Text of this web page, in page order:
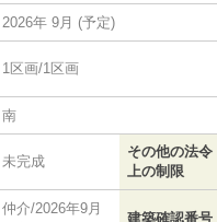
2026年 9月 (予定)
1区画/1区画
南
未完成
その他の法令
上の制限
仲介/2026年9月
建築確認番号